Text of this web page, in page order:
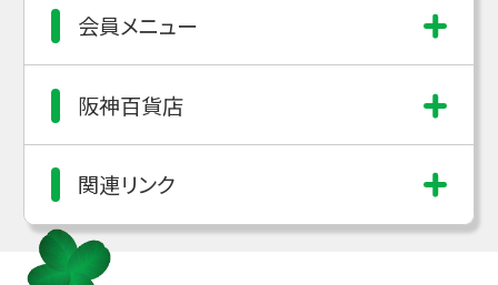
会員メニュー
阪神百貨店
関連リンク